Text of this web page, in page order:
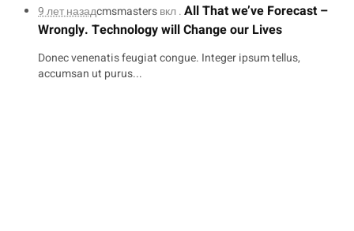
9 лет назадcmsmastersвкл .All That we’ve Forecast –
Wrongly. Technology will Change our Lives
Donec venenatis feugiat congue. Integer ipsum tellus,
accumsan ut purus...